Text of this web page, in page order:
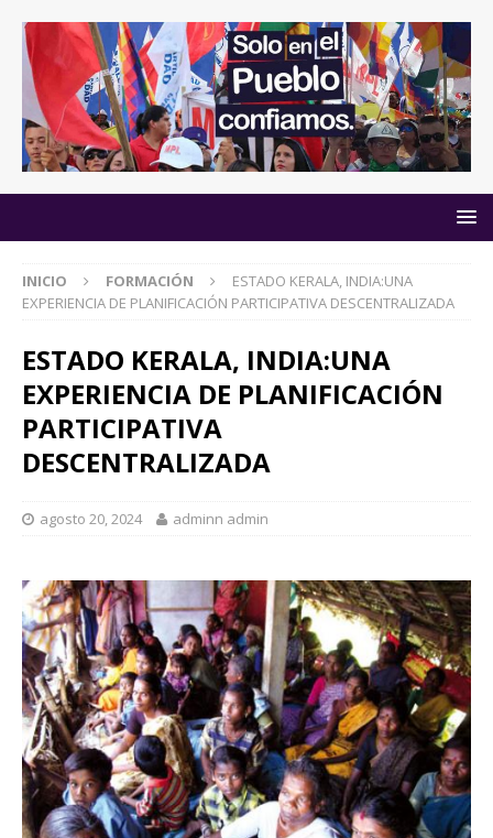
INICIO FORMACIÓN
ESTADO KERALA, INDIA:UNA
EXPERIENCIA DE PLANIFICACIÓN PARTICIPATIVA DESCENTRALIZADA
ESTADO KERALA, INDIA:UNA
EXPERIENCIA DE PLANIFICACIÓN
PARTICIPATIVA
DESCENTRALIZADA
agosto 20, 2024 adminn admin